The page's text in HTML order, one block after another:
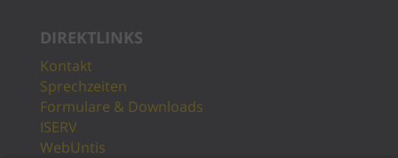
DIREKTLINKS
Kontakt
Sprechzeiten
Formulare & Downloads
ISERV
WebUntis